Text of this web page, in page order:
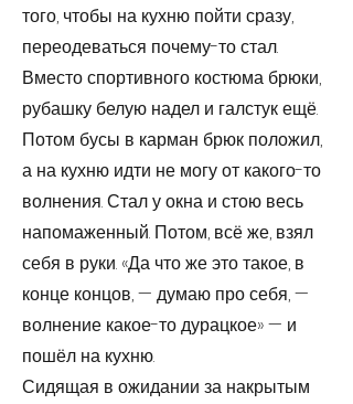
того, чтобы на кухню пойти сразу,
переодеваться почему-то стал.
Вместо спортивного костюма брюки,
рубашку белую надел и галстук ещё.
Потом бусы в карман брюк положил,
а на кухню идти не могу от какого-то
волнения. Стал у окна и стою весь
напомаженный. Потом, всё же, взял
себя в руки. «Да что же это такое, в
конце концов, — думаю про себя, —
волнение какое-то дурацкое» — и
пошёл на кухню.
Сидящая в ожидании за накрытым